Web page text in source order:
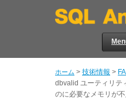
ホーム > 技術情報 >
dbvalid ユーティリテ
のに必要なメモリが